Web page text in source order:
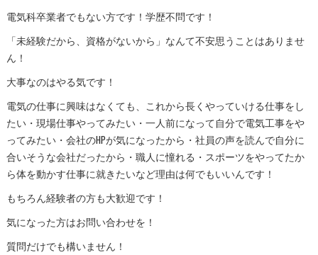
電気科卒業者でもない方です！学歴不問です！
「未経験だから、資格がないから」なんて不安思うことはありませ
ん！
大事なのはやる気です！
電気の仕事に興味はなくても、これから長くやっていける仕事をし
たい・現場仕事やってみたい・一人前になって自分で電気工事をや
ってみたい・会社のHPが気になったから・社員の声を読んで自分に
合いそうな会社だったから・職人に憧れる・スポーツをやってたか
ら体を動かす仕事に就きたいなど理由は何でもいいんです！
もちろん経験者の方も大歓迎です！
気になった方はお問い合わせを！
質問だけでも構いません！